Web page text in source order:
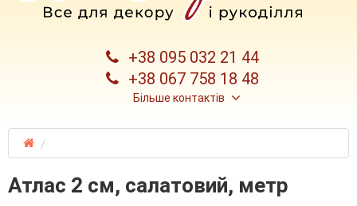
+38 095 032 21 44
+38 067 758 18 48
Більше контактів
Атлас 2 см, салатовий, метр